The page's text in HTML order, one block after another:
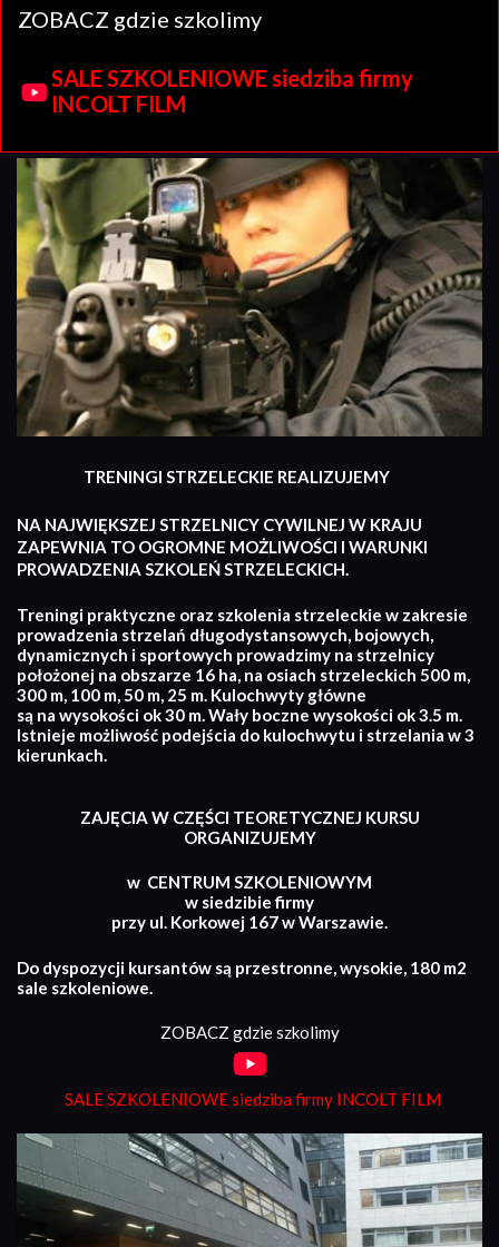
ZOBACZ gdzie szkolimy
SALE SZKOLENIOWE siedziba firmy
INCOLT FILM
TRENINGI STRZELECKIE REALIZUJEMY
NA NAJWIĘKSZEJ STRZELNICY CYWILNEJ W KRAJU
ZAPEWNIA TO OGROMNE MOŻLIWOŚCI I WARUNKI
PROWADZENIA SZKOLEŃ STRZELECKICH.
Treningi praktyczne oraz szkolenia strzeleckie w zakresie
prowadzenia strzelań długodystansowych, bojowych,
dynamicznych i sportowych prowadzimy na strzelnicy
położonej na obszarze 16 ha, na osiach strzeleckich 500 m,
300 m, 100 m, 50 m, 25 m. Kulochwyty główne
są na wysokości ok 30 m. Wały boczne wysokości ok 3.5 m.
Istnieje możliwość podejścia do kulochwytu i strzelania w 3
kierunkach.
ZAJĘCIA W CZĘŚCI TEORETYCZNEJ KURSU
ORGANIZUJEMY
w CENTRUM SZKOLENIOWYM
w siedzibie firmy
przy ul. Korkowej 167 w Warszawie.
Do dyspozycji kursantów są przestronne, wysokie, 180 m2
sale szkoleniowe.
ZOBACZ gdzie szkolimy
SALE SZKOLENIOWE siedziba firmy INCOLT FILM